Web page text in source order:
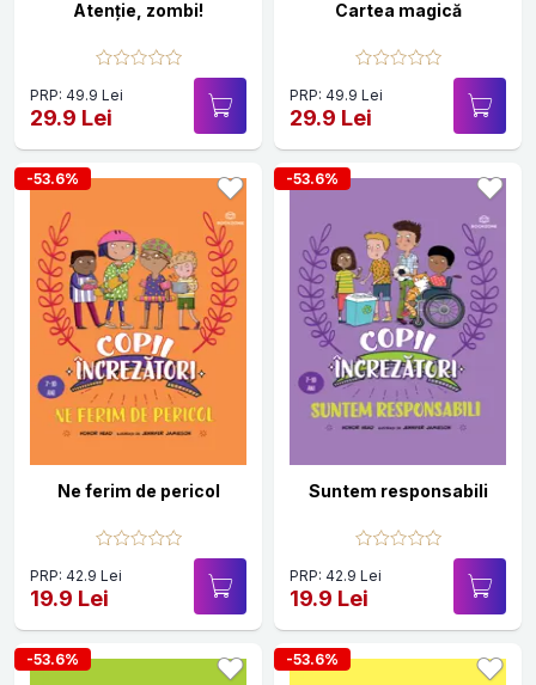
Atenție, zombi!
PRP: 49.9 Lei
29.9 Lei
Cartea magică
PRP: 49.9 Lei
29.9 Lei
-53.6%
Ne ferim de pericol
PRP: 42.9 Lei
19.9 Lei
-53.6%
Suntem responsabili
PRP: 42.9 Lei
19.9 Lei
-53.6% -53.6%